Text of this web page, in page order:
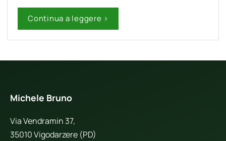
Continua a leggere ›
Michele Bruno
Via Vendramin 37,
35010 Vigodarzere (PD)